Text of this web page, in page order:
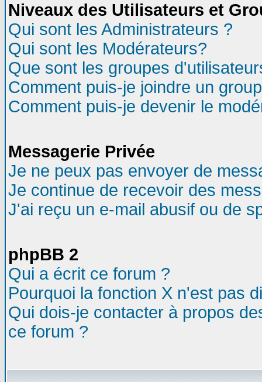
Niveaux des Utilisateurs et
Qui sont les Administrateurs ?
Qui sont les Modérateurs?
Que sont les groupes
Comment puis-je joindre un
Comment puis-je devenir le
Messagerie Privée
Je ne peux pas envoyer de
Je continue de recevoir des
J'ai reçu un e-mail abusif ou de
phpBB 2
Qui a écrit ce forum ?
Pourquoi la fonction X n'est pas
Qui dois-je contacter à propos
ce forum ?